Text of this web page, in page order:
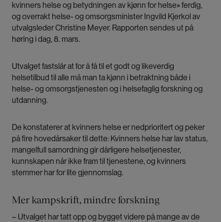
det gjelder risiko og forekomst av sykdom, og bruk
av helse- og omsorgstjenester. Utvalget har også
undersøkt hvordan kjønnsforskjeller og
kjønnsperspektivet blir håndtert i arbeidet med
forskning og utdanning.
Utvalget anbefaler at en milliard norske kroner blir
øremerket kvinnehelse. I tillegg foreslår de 75
helsetilbud. 15 av disse er rette mot samiske
kvinner.
kvinners helse og betydningen av kjønn for helse» ferdig,
og overrakt helse- og omsorgsminister Ingvild Kjerkol av
utvalgsleder Christine Meyer. Rapporten sendes ut på
høring i dag, 8. mars.
Utvalget fastslår at for å få til et godt og likeverdig
helsetilbud til alle må man ta kjønn i betraktning både i
helse- og omsorgstjenesten og i helsefaglig forskning og
utdanning.
De konstaterer at kvinners helse er nedprioritert og peker
på fire hovedårsaker til dette: Kvinners helse har lav status,
mangelfull samordning gir dårligere helsetjenester,
kunnskapen når ikke fram til tjenestene, og kvinners
stemmer har for lite gjennomslag.
Mer kampskrift, mindre forskning
– Utvalget har tatt opp og bygget videre på mange av de